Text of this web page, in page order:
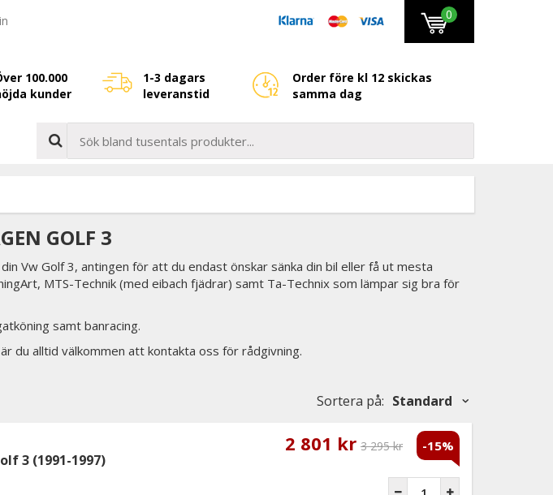
0
100.000
kunder
1-3 dagars
leveranstid
Order före kl 12 skickas
samma dag
GOLF 3
Vw Golf 3, antingen för att du endast önskar sänka din bil eller få ut mesta
MTS-Technik (med eibach fjädrar) samt Ta-Technix som lämpar sig bra för
samt banracing.
du alltid välkommen att kontakta oss för rådgivning.
Sortera på: Standard
3 (1991-1997)
2 801 kr 3 295 kr -15%